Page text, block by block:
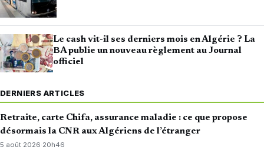
Le cash vit-il ses derniers mois en Algérie ? La
BA publie un nouveau règlement au Journal
officiel
DERNIERS ARTICLES
Retraite, carte Chifa, assurance maladie : ce que propose
désormais la CNR aux Algériens de l’étranger
5 août 2026·20h46